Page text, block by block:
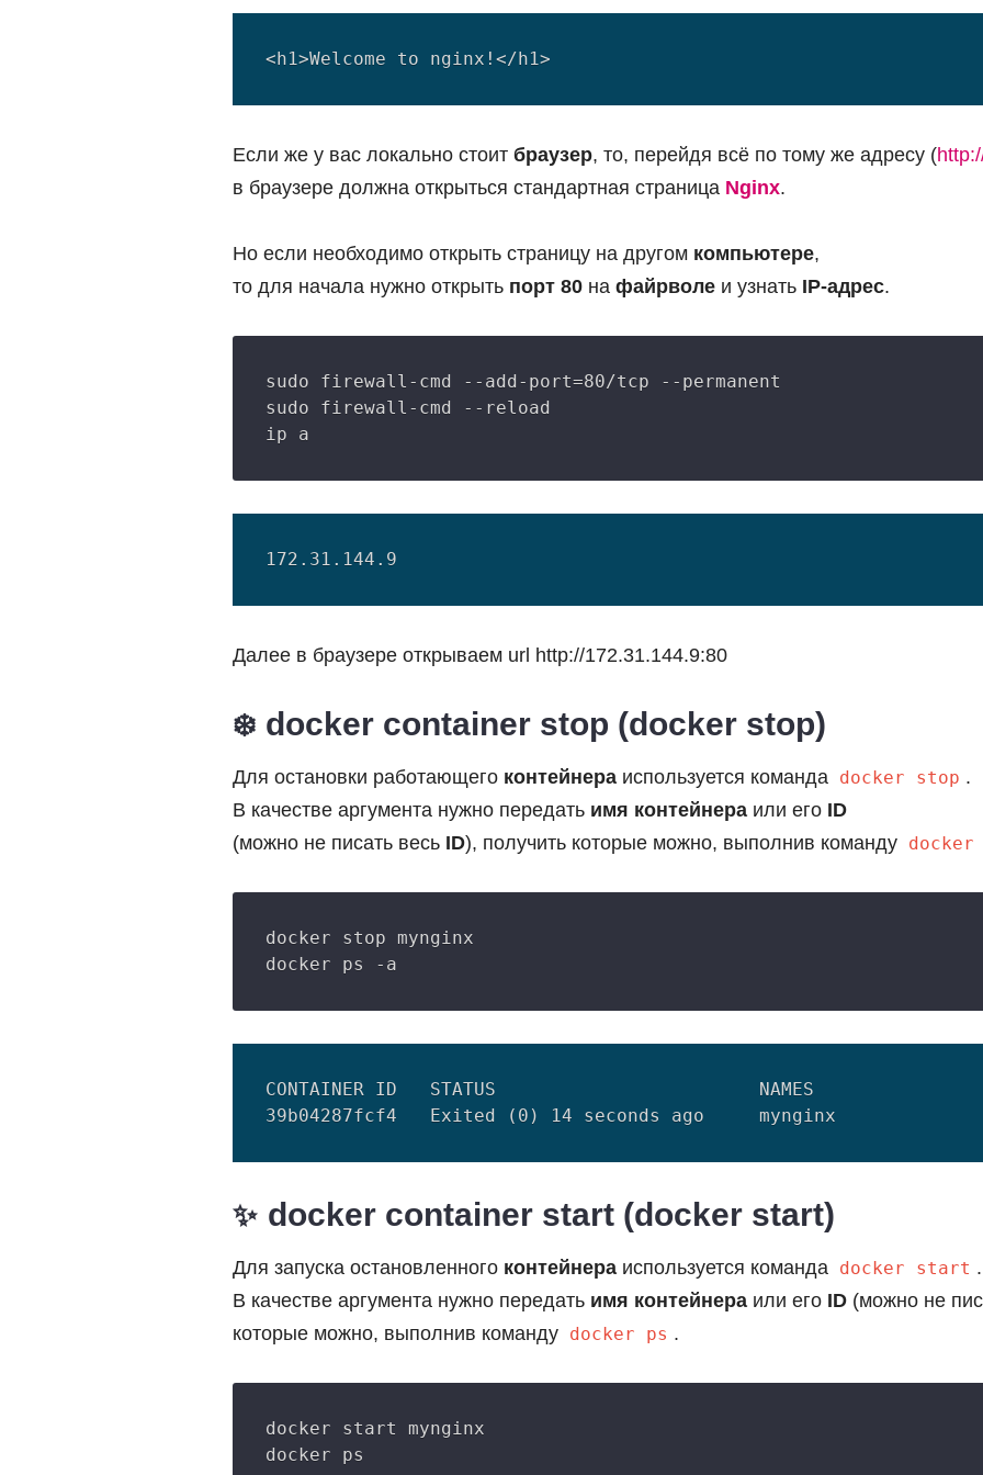
Если же у вас локально стоит браузер, то, перейдя всё по тому же адресу (
в браузере должна открыться стандартная страница Nginx.
Но если необходимо открыть страницу на другом компьютере,
то для начала нужно открыть порт 80 на файрволе и узнать IP-адрес.
sudo firewall-cmd --add-port=80/tcp --permanent
sudo firewall-cmd --reload
Далее в браузере открываем url http://172.31.144.9:80
docker container stop (docker stop)
Для остановки работающего контейнера используется команда docker stop .
В качестве аргумента нужно передать имя контейнера или его ID
(можно не писать весь ID), получить которые можно, выполнив команду docker
docker stop mynginx
CONTAINER ID   STATUS                        NAMES
docker container start (docker start)
Для запуска остановленного контейнера используется команда docker start .
В качестве аргумента нужно передать имя контейнера или его ID (можно не
которые можно, выполнив команду docker ps .
docker start mynginx